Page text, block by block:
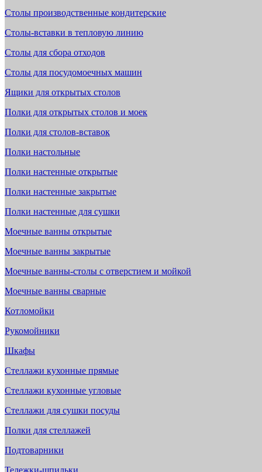
Столы производственные кондитерские
Столы-вставки в тепловую линию
Столы для сбора отходов
Столы для посудомоечных машин
Ящики для открытых столов
Полки для открытых столов и моек
Полки для столов-вставок
Полки настольные
Полки настенные открытые
Полки настенные закрытые
Полки настенные для сушки
Моечные ванны открытые
Моечные ванны закрытые
Моечные ванны-столы с отверстием и мойкой
Моечные ванны сварные
Котломойки
Рукомойники
Шкафы
Стеллажи кухонные прямые
Стеллажи кухонные угловые
Стеллажи для сушки посуды
Полки для стеллажей
Подтоварники
Тележки-шпильки